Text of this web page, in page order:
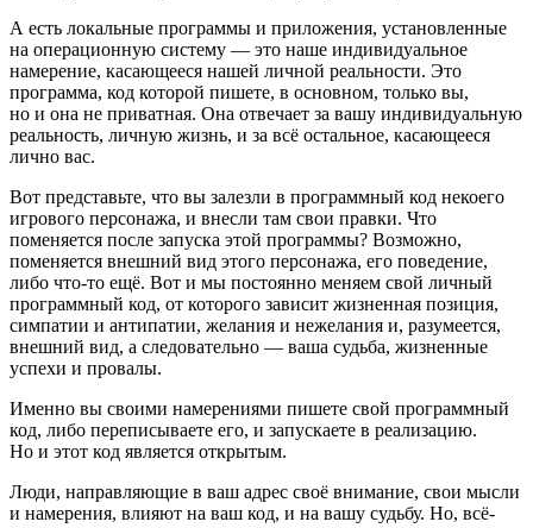
А есть локальные программы и приложения, установленные
на операционную систему — это наше индивидуальное
намерение, касающееся нашей личной реальности. Это
программа, код которой пишете, в основном, только вы,
но и она не приватная. Она отвечает за вашу индивидуальную
реальность, личную жизнь, и за всё остальное, касающееся
лично вас.
Вот представьте, что вы залезли в программный код некоего
игрового персонажа, и внесли там свои правки. Что
поменяется после запуска этой программы? Возможно,
поменяется внешний вид этого персонажа, его поведение,
либо что-то ещё. Вот и мы постоянно меняем свой личный
программный код, от которого зависит жизненная позиция,
симпатии и антипатии, желания и нежелания и, разумеется,
внешний вид, а следовательно — ваша судьба, жизненные
успехи и провалы.
Именно вы своими намерениями пишете свой программный
код, либо переписываете его, и запускаете в реализацию.
Но и этот код является открытым.
Люди, направляющие в ваш адрес своё внимание, свои мысли
и намерения, влияют на ваш код, и на вашу судьбу. Но, всё-